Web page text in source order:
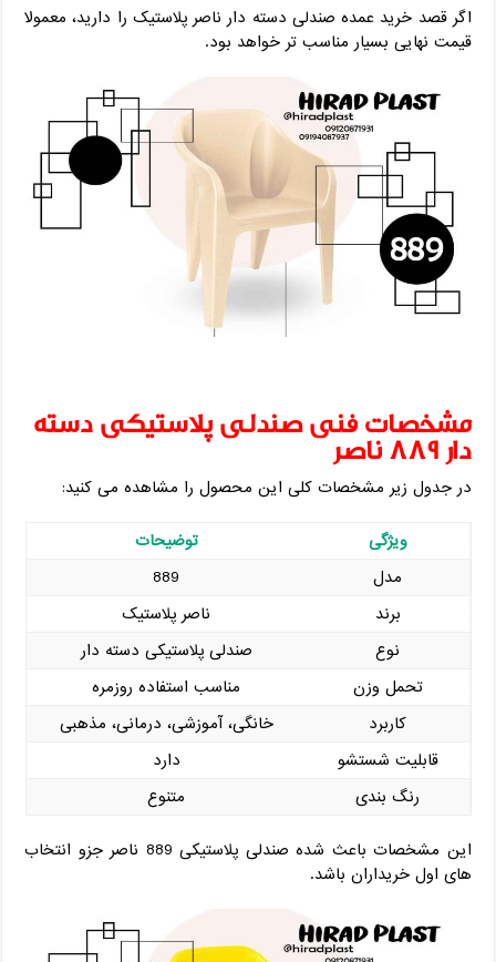
اگر قصد خرید عمده صندلی دسته دار ناصر پلاستیک را دارید، معمولا
قیمت نهایی بسیار مناسب ‌تر خواهد بود.
مشخصات فنی صندلی پلاستیکی دسته
دار 889 ناصر
در جدول زیر مشخصات کلی این محصول را مشاهده می ‌کنید:
ویژگی
توضیحات
مدل
889
برند
ناصر پلاستیک
نوع
صندلی پلاستیکی دسته دار
تحمل وزن
مناسب استفاده روزمره
کاربرد
خانگی، آموزشی، درمانی، مذهبی
قابلیت شستشو
دارد
رنگ ‌بندی
متنوع
این مشخصات باعث شده صندلی پلاستیکی 889 ناصر جزو انتخاب
‌های اول خریداران باشد.